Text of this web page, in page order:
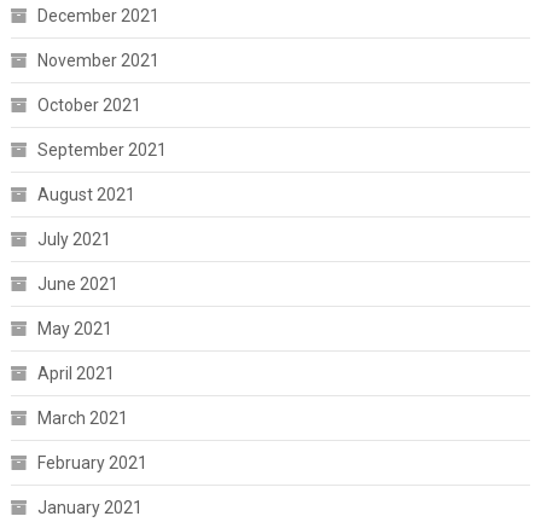
December 2021
November 2021
October 2021
September 2021
August 2021
July 2021
June 2021
May 2021
April 2021
March 2021
February 2021
January 2021